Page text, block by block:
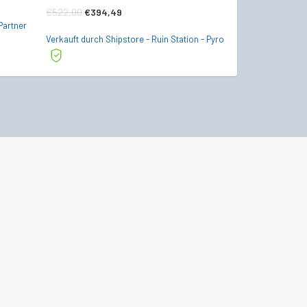
€522,00Ursprünglicher
€394,49
Verkauft durch Shipstore - Ruin Station - Pyro